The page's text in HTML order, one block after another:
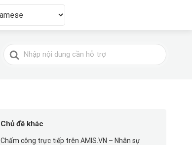
Tìm
kiếm
Chủ đề khác
Chấm công trực tiếp trên AMIS.VN – Nhân sự